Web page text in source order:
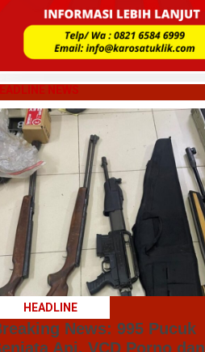
NEWS
HEADLINE
News: 995 Pucuk
Api, VCD Porno dan